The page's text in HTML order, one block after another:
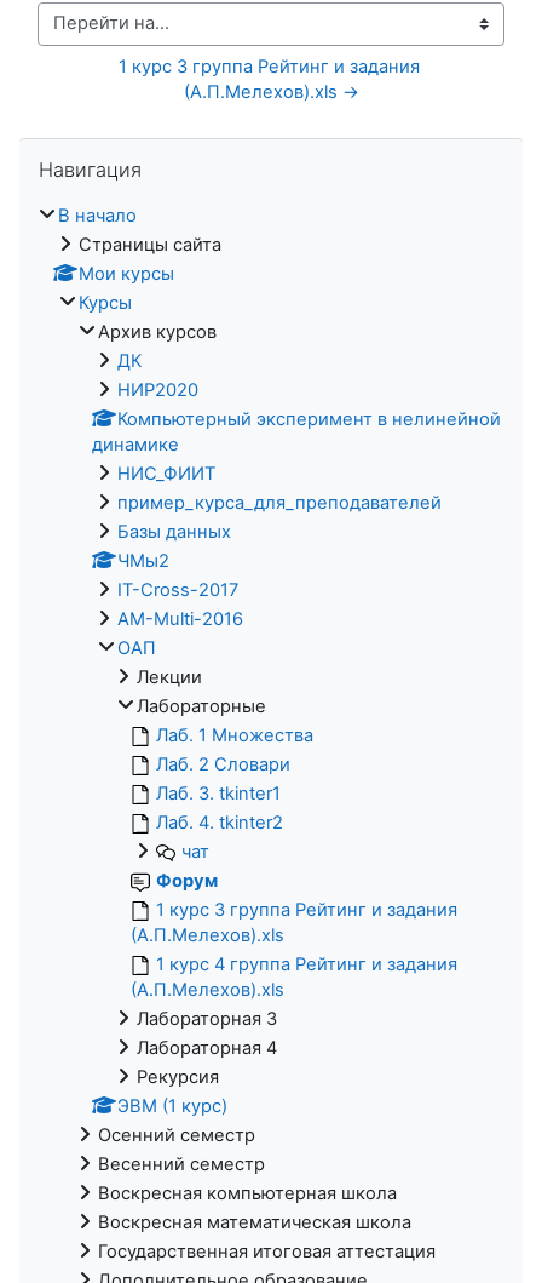
Перейти на...
1 курс 3 группа Рейтинг и задания
(А.П.Мелехов).xls →
Навигация
В начало
Страницы сайта
Мои курсы
Курсы
Архив курсов
ДК
НИР2020
Компьютерный эксперимент в нелинейной
динамике
НИС_ФИИТ
пример_курса_для_преподавателей
Базы данных
ЧМы2
IT-Cross-2017
AM-Multi-2016
ОАП
Лекции
Лабораторные
Лаб. 1 Множества
Лаб. 2 Словари
Лаб. 3. tkinter1
Лаб. 4. tkinter2
чат
Форум
1 курс 3 группа Рейтинг и задания
(А.П.Мелехов).xls
1 курс 4 группа Рейтинг и задания
(А.П.Мелехов).xls
Лабораторная 3
Лабораторная 4
Рекурсия
ЭВМ (1 курс)
Осенний семестр
Весенний семестр
Воскресная компьютерная школа
Воскресная математическая школа
Государственная итоговая аттестация